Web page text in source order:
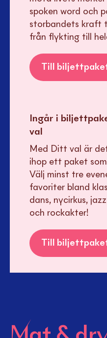
spoken word och
storbandets kraft
från flykting till
Till
Ingår i
val
Med Ditt val är
ihop ett paket
Välj minst tre
favoriter bland
dans, nycirkus,
och rockakter!
Till